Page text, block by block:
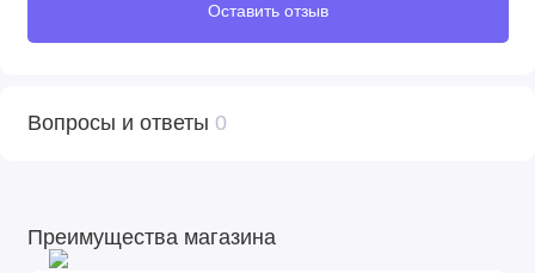
Оставить отзыв
Вопросы и ответы 0
Преимущества магазина